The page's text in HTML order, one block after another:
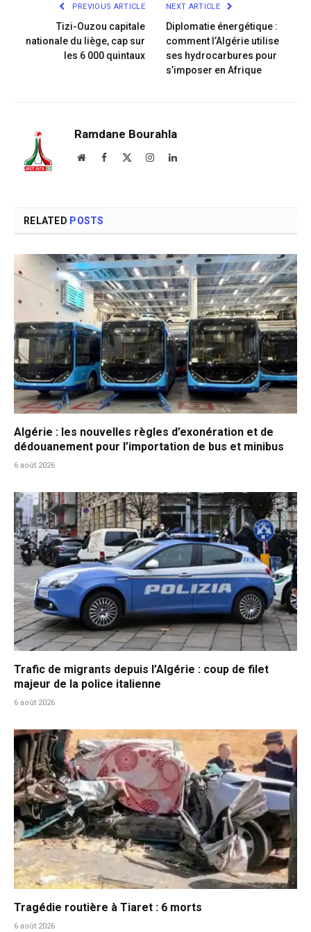
PREVIOUS ARTICLE
Tizi-Ouzou capitale
nationale du liège, cap sur
les 6 000 quintaux
NEXT ARTICLE
Diplomatie énergétique :
comment l’Algérie utilise
ses hydrocarbures pour
s’imposer en Afrique
Ramdane Bourahla
WebsiteFacebook InstagramLinkedIn
RELATED POSTS
Algérie : les nouvelles règles d’exonération et de
dédouanement pour l’importation de bus et minibus
6 août 2026
Trafic de migrants depuis l’Algérie : coup de filet
majeur de la police italienne
6 août 2026
Tragédie routière à Tiaret : 6 morts
6 août 2026